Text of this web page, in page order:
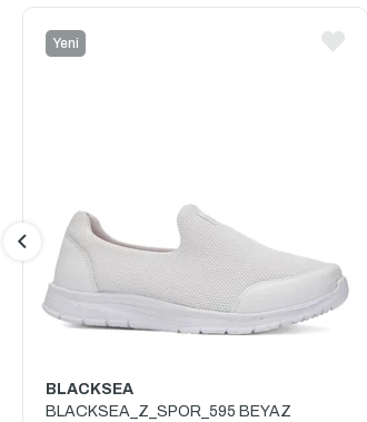
BLACKSEA
BLACKSEA_Z_SPOR_595 BEYAZ
Yeni